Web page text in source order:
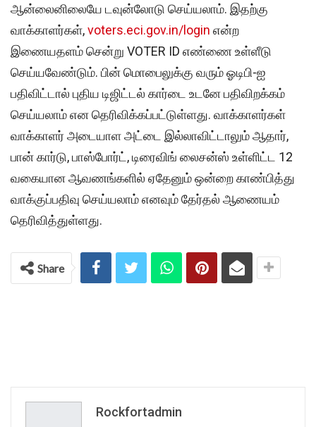
ஆன்லைனிலையே டவுன்லோடு செய்யலாம். இதற்கு
வாக்காளர்கள்,voters.eci.gov.in/login என்ற
இணையதளம் சென்று VOTER ID எண்ணை உள்ளீடு
செய்யவேண்டும். பின் மொபைலுக்கு வரும் ஓடிபி-ஐ
பதிவிட்டால் புதிய டிஜிட்டல் கார்டை உடனே பதிவிறக்கம்
செய்யலாம் என தெரிவிக்கப்பட்டுள்ளது. வாக்காளர்கள்
வாக்காளர் அடையாள அட்டை இல்லாவிட்டாலும் ஆதார்,
பான் கார்டு, பாஸ்போர்ட், டிரைவிங் லைசன்ஸ் உள்ளிட்ட 12
வகையான ஆவணங்களில் ஏதேனும் ஒன்றை காண்பித்து
வாக்குப்பதிவு செய்யலாம் எனவும் தேர்தல் ஆணையம்
தெரிவித்துள்ளது.
Share
Rockfortadmin